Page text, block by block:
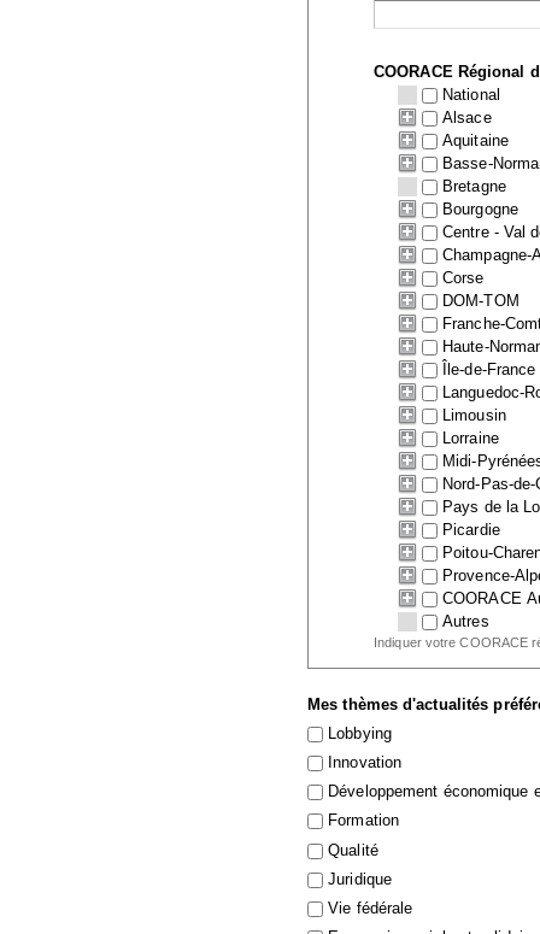
COORACE Régional
National
Alsace
Aquitaine
Basse-
Bretagne
Bourgogne
Centre - Val
Champagne-
Corse
DOM-TOM
Franche-
Haute-
Île-de-France
Languedoc-
Limousin
Lorraine
Midi-
Nord-Pas-
Pays de la
Picardie
Poitou-
Provence-
COORACE
Autres
Indiquer votre COORACE
Mes thèmes d'actualités
Lobbying
Innovation
Développement économique
Formation
Qualité
Juridique
Vie fédérale